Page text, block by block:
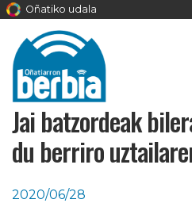
Oñatiko udala
Jai batzordeak
du berriro
2020/06/28